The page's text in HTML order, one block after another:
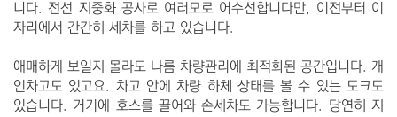
니다. 전선 지중화 공사로 여러모로 어수선합니다만, 이전부터 이
자리에서 간간히 세차를 하고 있습니다.
애매하게 보일지 몰라도 나름 차량관리에 최적화된 공간입니다. 개
인차고도 있고요. 차고 안에 차량 하체 상태를 볼 수 있는 도크도
있습니다. 거기에 호스를 끌어와 손세차도 가능합니다. 당연히 지